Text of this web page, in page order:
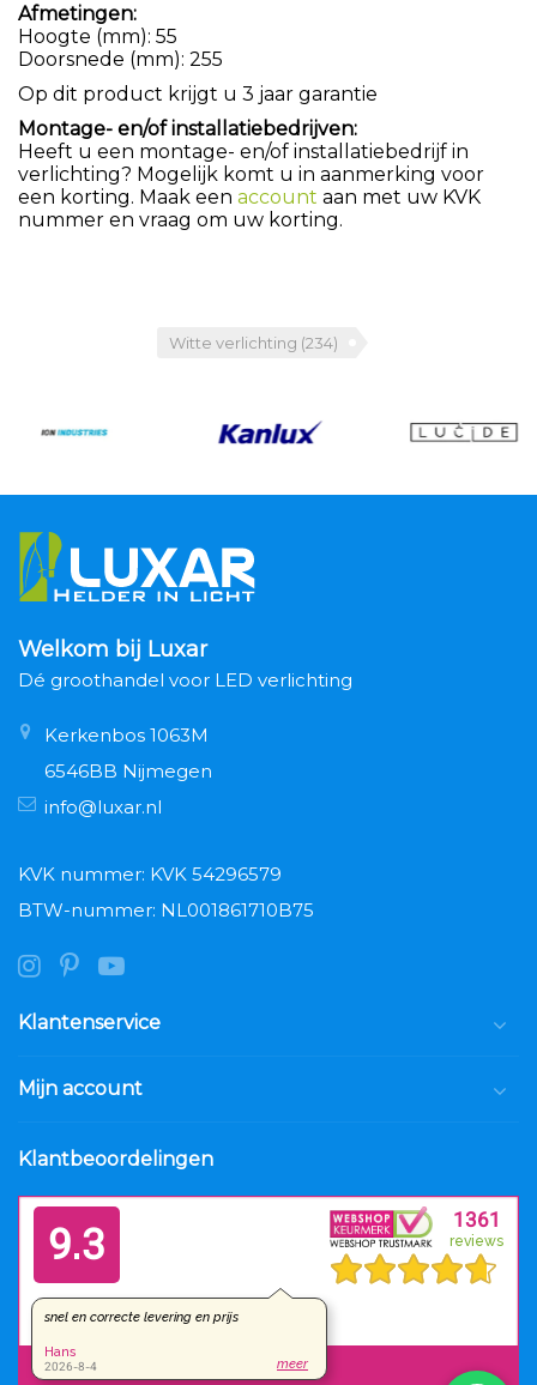
Afmetingen:
Hoogte (mm): 55
Doorsnede (mm): 255
Op dit product krijgt u 3 jaar garantie
Montage- en/of installatiebedrijven:
Heeft u een montage- en/of installatiebedrijf in
verlichting? Mogelijk komt u in aanmerking voor
een korting. Maak een account aan met uw KVK
nummer en vraag om uw korting.
Witte verlichting (234)
Welkom bij Luxar
Dé groothandel voor LED verlichting
Kerkenbos 1063M
6546BB Nijmegen
info@luxar.nl
KVK nummer: KVK 54296579
BTW-nummer: NL001861710B75
Klantenservice
Mijn account
Klantbeoordelingen